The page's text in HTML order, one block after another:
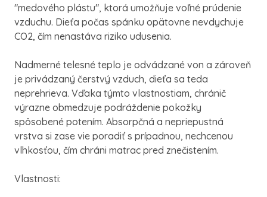
"medového plástu", ktorá umožňuje voľné prúdenie
vzduchu. Dieťa počas spánku opätovne nevdychuje
CO2, čím nenastáva riziko udusenia.
Nadmerné telesné teplo je odvádzané von a zároveň
je privádzaný čerstvý vzduch, dieťa sa teda
neprehrieva. Vďaka týmto vlastnostiam, chránič
výrazne obmedzuje podráždenie pokožky
spôsobené potením. Absorpčná a nepriepustná
vrstva si zase vie poradiť s prípadnou, nechcenou
vlhkosťou, čím chráni matrac pred znečistením.
Vlastnosti: